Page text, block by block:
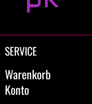
SERVICE
Warenkorb
Konto